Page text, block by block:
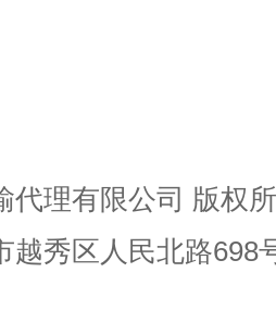
代理有限公司 版权
越秀区人民北路698